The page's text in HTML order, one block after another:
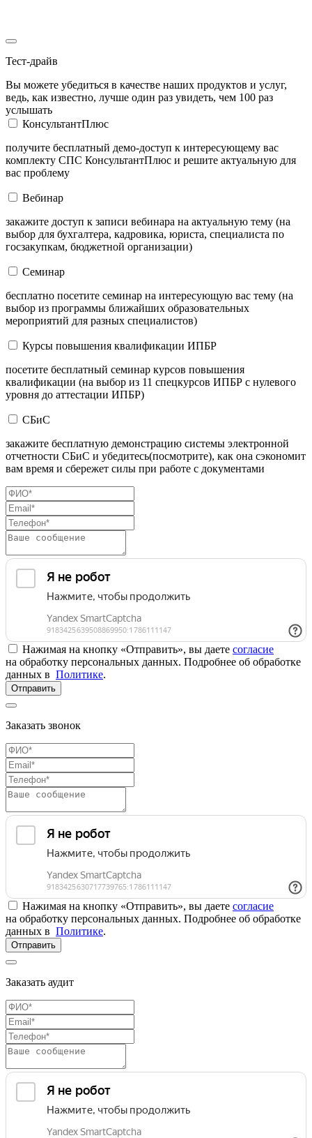
Тест-драйв
Вы можете убедиться в качестве наших продуктов и услуг,
ведь, как известно, лучше один раз увидеть, чем 100 раз
услышать
КонсультантПлюс
получите бесплатный демо-доступ к интересующему вас
комплекту СПС КонсультантПлюс и решите актуальную для
вас проблему
Вебинар
закажите доступ к записи вебинара на актуальную тему (на
выбор для бухгалтера, кадровика, юриста, специалиста по
госзакупкам, бюджетной организации)
Семинар
бесплатно посетите семинар на интересующую вас тему (на
выбор из программы ближайших образовательных
мероприятий для разных специалистов)
Курсы повышения квалификации ИПБР
посетите бесплатный семинар курсов повышения
квалификации (на выбор из 11 спецкурсов ИПБР с нулевого
уровня до аттестации ИПБР)
СБиС
закажите бесплатную демонстрацию системы электронной
отчетности СБиС и убедитесь(посмотрите), как она сэкономит
вам время и сбережет силы при работе с документами
Нажимая на кнопку «Отправить», вы даете согласие
на обработку персональных данных. Подробнее об обработке
данных в Политике.
Отправить
Заказать звонок
Нажимая на кнопку «Отправить», вы даете согласие
на обработку персональных данных. Подробнее об обработке
данных в Политике.
Отправить
Заказать аудит